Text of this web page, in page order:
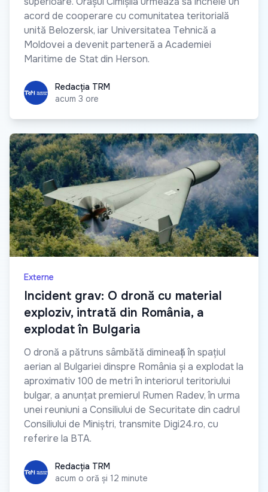
acord de cooperare cu comunitatea teritorială
unită Belozersk, iar Universitatea Tehnică a
Moldovei a devenit parteneră a Academiei
Maritime de Stat din Herson.
Redacția TRM
Redacția TRM
acum 3 ore
Externe
Incident grav: O dronă cu material
exploziv, intrată din România, a
explodat în Bulgaria
O dronă a pătruns sâmbătă dimineață în spațiul
aerian al Bulgariei dinspre România și a explodat la
aproximativ 100 de metri în interiorul teritoriului
bulgar, a anunțat premierul Rumen Radev, în urma
unei reuniuni a Consiliului de Securitate din cadrul
Consiliului de Miniștri, transmite Digi24.ro, cu
referire la BTA.
Redacția TRM
Redacția TRM
acum o oră și 12 minute